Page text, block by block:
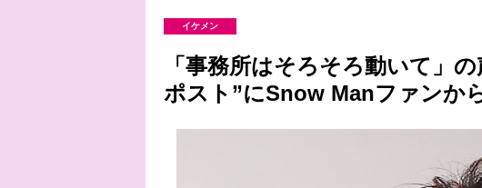
イケメン
「事務所はそろそろ動いて」
ポスト”にSnow Manファンか